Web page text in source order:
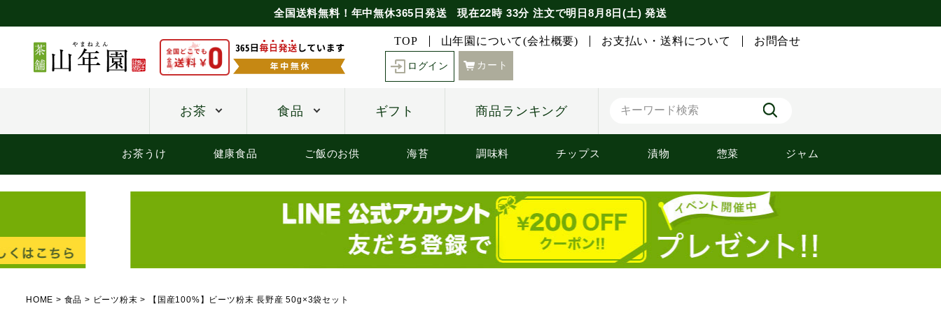
全国送料無料！年中無休365日発送 現在22時 33分 注文で明日8月8日(土) 発送
TOP 山年園について(会社概要) お支払い・送料について お問合せ
ログイン カート
お茶 食品 ギフト 商品ランキング
お茶うけ 健康食品 ご飯のお供 海苔 調味料 チップス 漬物 惣菜 ジャム
HOME 食品 ビーツ粉末 【国産100%】ビーツ粉末 長野産 50g×3袋セット